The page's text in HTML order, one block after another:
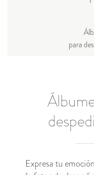
para
Expresa tu